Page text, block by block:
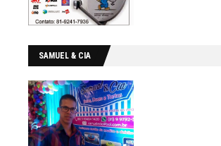
SAMUEL & CIA